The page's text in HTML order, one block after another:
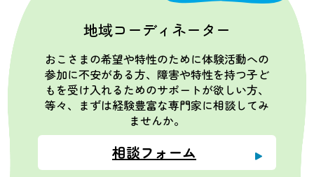
地域コーディネーター
おこさまの希望や特性のために体験活動への
参加に不安がある方、障害や特性を持つ子ど
もを受け入れるためのサポートが欲しい方、
等々、まずは経験豊富な専門家に相談してみ
ませんか。
相談フォーム